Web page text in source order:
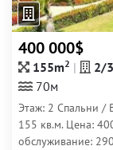
400 000$
155m2 2/3
70м
Этаж: 2 Спальни /
155 кв.м. Цена:
обслуживание: